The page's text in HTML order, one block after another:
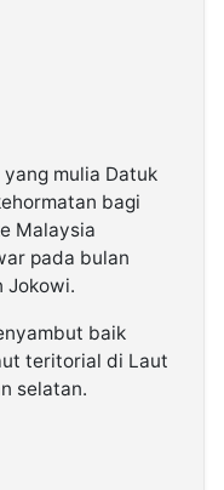
mulia Datuk
bagi
Malaysia
pada bulan
Jokowi.
baik
teritorial di Laut
selatan.